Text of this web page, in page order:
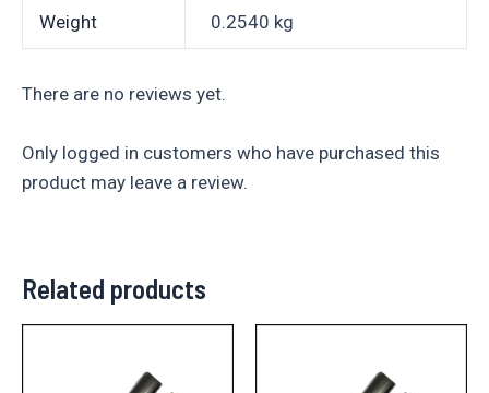
Weight 0.2540 kg
There are no reviews yet.
Only logged in customers who have purchased this
product may leave a review.
Related products